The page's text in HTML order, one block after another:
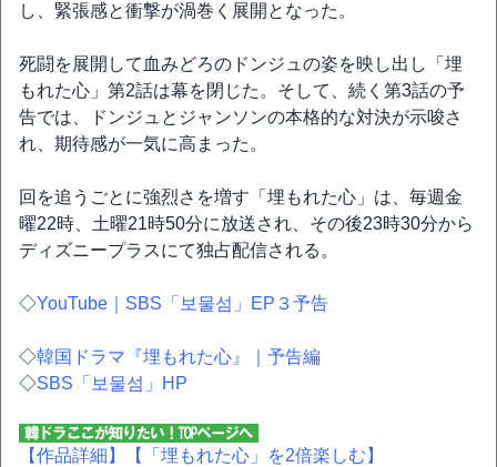
し、緊張感と衝撃が渦巻く展開となった。
死闘を展開して血みどろのドンジュの姿を映し出し「埋
もれた心」第2話は幕を閉じた。そして、続く第3話の予
告では、ドンジュとジャンソンの本格的な対決が示唆さ
れ、期待感が一気に高まった。
回を追うごとに強烈さを増す「埋もれた心」は、毎週金
曜22時、土曜21時50分に放送され、その後23時30分から
ディズニープラスにて独占配信される。
◇YouTube｜SBS「보물섬」EP３予告
◇韓国ドラマ『埋もれた心』｜予告編
◇SBS「보물섬」HP
【作品詳細】 【「埋もれた心」を2倍楽しむ】